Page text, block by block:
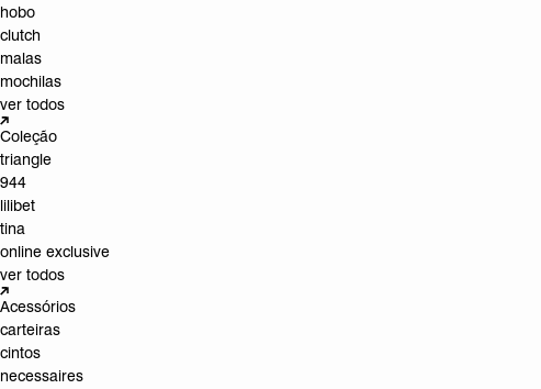
hobo
clutch
malas
mochilas
ver todos
Coleção
triangle
944
lilibet
tina
online exclusive
ver todos
Acessórios
carteiras
cintos
necessaires